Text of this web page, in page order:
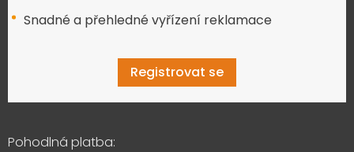
Snadné a přehledné vyřízení reklamace
Registrovat se
Pohodlná platba: